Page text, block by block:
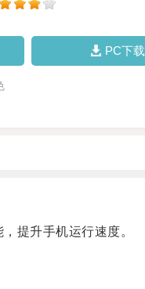
PC下载
提升手机运行速度。